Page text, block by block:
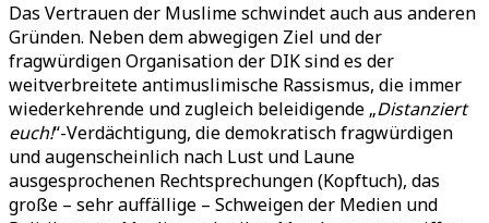
Das Vertrauen der Muslime schwindet auch aus anderen
Gründen. Neben dem abwegigen Ziel und der
fragwürdigen Organisation der DIK sind es der
weitverbreitete antimuslimische Rassismus, die immer
wiederkehrende und zugleich beleidigende „Distanziert
euch!“-Verdächtigung, die demokratisch fragwürdigen
und augenscheinlich nach Lust und Laune
ausgesprochenen Rechtsprechungen (Kopftuch), das
große – sehr auffällige – Schweigen der Medien und